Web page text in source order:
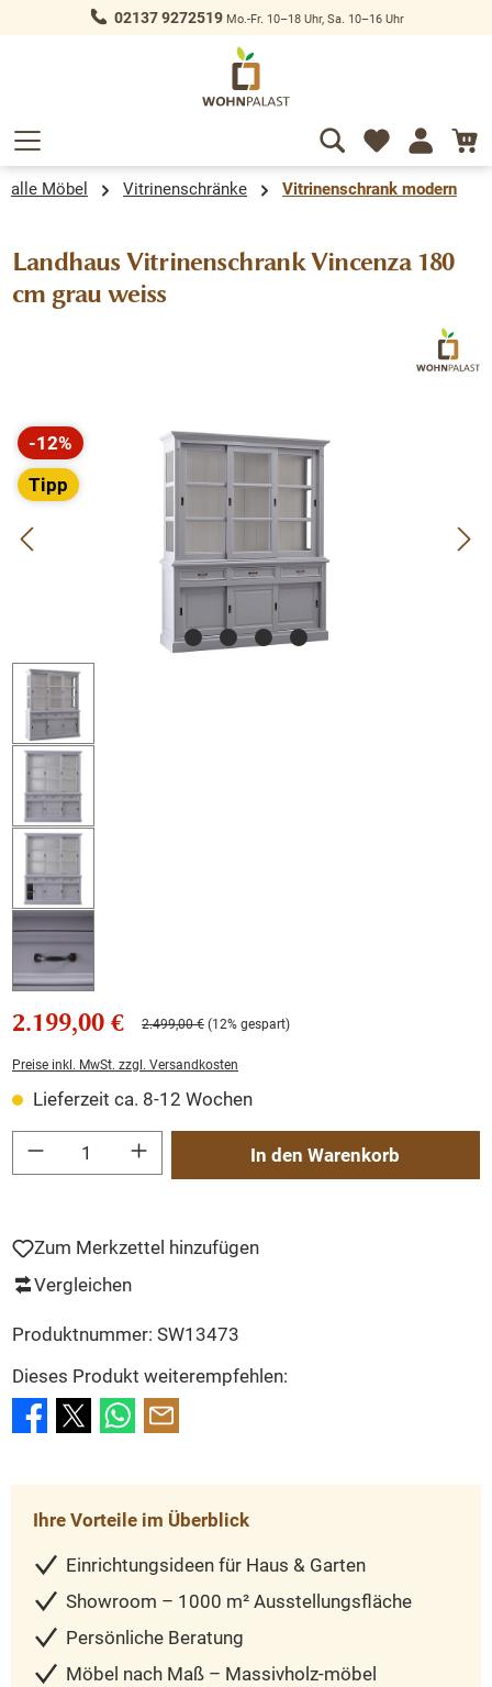
springen 02137 9272519Mo.-Fr. 10–18 Uhr, Sa. 10–16 Uhr
alle Möbel Vitrinenschränke Vitrinenschrank modern
Landhaus Vitrinenschrank Vincenza 180
cm grau weiss
Bildergalerie überspringen
-12%
Rabatt
Tipp
2.199,00 € 2.499,00 € (12% gespart)
Preise inkl. MwSt. zzgl. Versandkosten
Lieferzeit ca. 8-12 Wochen
Produkt Anzahl: Gib den gewünschten Wert ein oder benutze die Schaltflächen
In den Warenkorb
Zum Merkzettel hinzufügen
Vergleichen
Produktnummer: SW13473
Dieses Produkt weiterempfehlen:
Ihre Vorteile im Überblick
Einrichtungsideen für Haus & Garten
Showroom – 1000 m² Ausstellungsfläche
Persönliche Beratung
Möbel nach Maß – Massivholz-möbel